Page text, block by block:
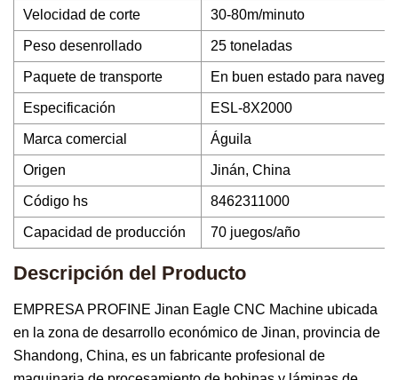
Velocidad de corte 30-80m/minuto
Peso desenrollado 25 toneladas
Paquete de transporte En buen estado para navegar
Especificación ESL-8X2000
Marca comercial Águila
Origen Jinán, China
Código hs 8462311000
Capacidad de producción 70 juegos/año
Descripción del Producto
EMPRESA PROFINE Jinan Eagle CNC Machine ubicada
en la zona de desarrollo económico de Jinan, provincia de
Shandong, China, es un fabricante profesional de